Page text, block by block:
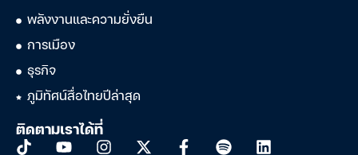
พลังงานและความยั่งยืน
การเมือง
ธุรกิจ
ภูมิทัศน์สื่อไทยปีล่าสุด
ติดตามเราได้ที่